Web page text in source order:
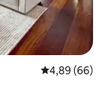
Средна
4,89 (66)